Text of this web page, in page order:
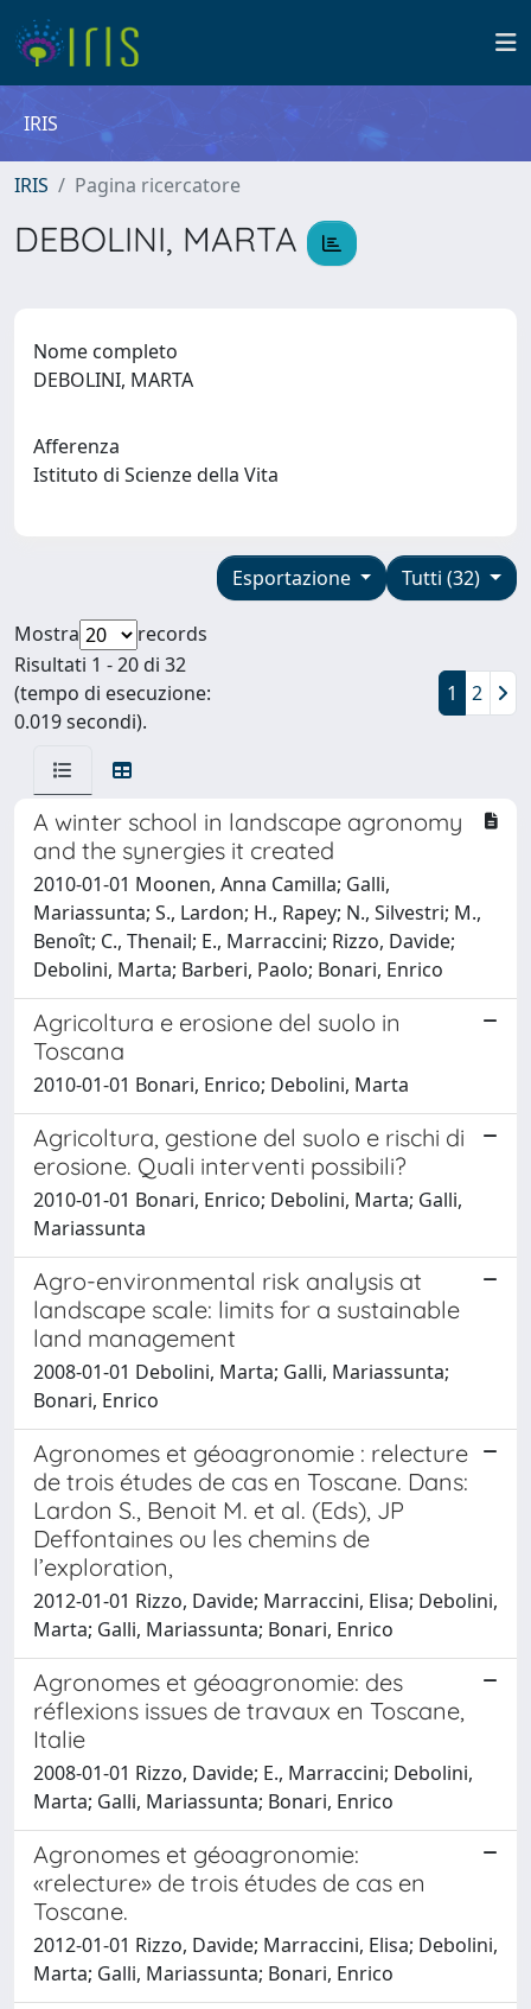
IRIS
IRIS Pagina ricercatore
DEBOLINI, MARTA
Nome completo
DEBOLINI, MARTA
Afferenza
Istituto di Scienze della Vita
Tutti (32)
Esportazione
Mostra
records
Risultati 1 - 20 di 32
(tempo di esecuzione:
0.019 secondi).
1 2
A winter school in landscape agronomy
and the synergies it created
2010-01-01 Moonen, Anna Camilla; Galli,
Mariassunta; S., Lardon; H., Rapey; N., Silvestri; M.,
Benoît; C., Thenail; E., Marraccini; Rizzo, Davide;
Debolini, Marta; Barberi, Paolo; Bonari, Enrico
Agricoltura e erosione del suolo in
Toscana
2010-01-01 Bonari, Enrico; Debolini, Marta
Agricoltura, gestione del suolo e rischi di
erosione. Quali interventi possibili?
2010-01-01 Bonari, Enrico; Debolini, Marta; Galli,
Mariassunta
Agro-environmental risk analysis at
landscape scale: limits for a sustainable
land management
2008-01-01 Debolini, Marta; Galli, Mariassunta;
Bonari, Enrico
Agronomes et géoagronomie : relecture
de trois études de cas en Toscane. Dans:
Lardon S., Benoit M. et al. (Eds), JP
Deffontaines ou les chemins de
l’exploration,
2012-01-01 Rizzo, Davide; Marraccini, Elisa; Debolini,
Marta; Galli, Mariassunta; Bonari, Enrico
Agronomes et géoagronomie: des
réflexions issues de travaux en Toscane,
Italie
2008-01-01 Rizzo, Davide; E., Marraccini; Debolini,
Marta; Galli, Mariassunta; Bonari, Enrico
Agronomes et géoagronomie:
«relecture» de trois études de cas en
Toscane.
2012-01-01 Rizzo, Davide; Marraccini, Elisa; Debolini,
Marta; Galli, Mariassunta; Bonari, Enrico